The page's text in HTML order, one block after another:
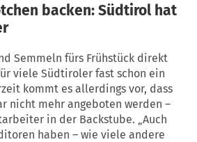
backen: Südtirol hat
Semmeln fürs Frühstück direkt
viele Südtiroler fast schon ein
kommt es allerdings vor, dass
nicht mehr angeboten werden –
in der Backstube. „Auch
haben – wie viele andere